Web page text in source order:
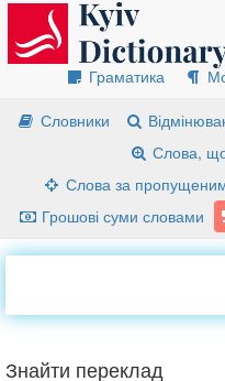
Граматика
Словники
Слова,
Слова за
Грошові суми словами
Знайти переклад